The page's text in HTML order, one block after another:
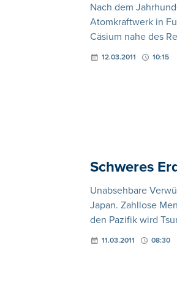
Nach dem
Atomkraftwerk in
Cäsium nahe des
12.03.2011 10:15
Schweres
Unabsehbare
Japan. Zahllose
den Pazifik wird
11.03.2011 08:30